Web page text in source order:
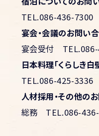
TEL.086-436-7300
宴会・会議のお問い
宴会受付
日本料理「くらしき
TEL.086-425-3336
人材採用・その他の
総務 TEL.086-